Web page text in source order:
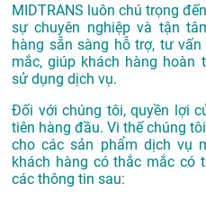
MIDTRANS luôn chú trọng
sự chuyên nghiệp và tận
hàng sẵn sàng hỗ trợ, tư
mắc, giúp khách hàng hoàn
sử dụng dịch vụ.
Đối với chúng tôi, quyền lợi
tiên hàng đầu. Vi thế chúng
cho các sản phẩm dịch vụ
khách hàng có thắc mắc có
các thông tin sau: